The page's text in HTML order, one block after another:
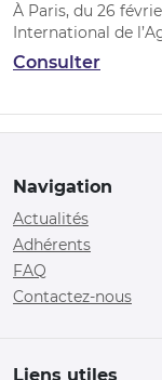
À Paris, du 26
International de
Consulter
Navigation
Actualités
Adhérents
FAQ
Contactez-nous
Liens utiles